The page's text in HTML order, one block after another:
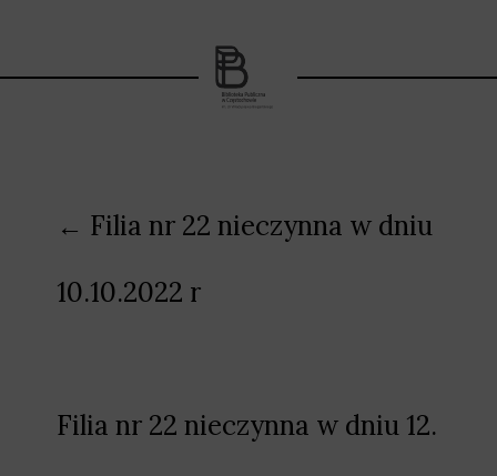
← Filia nr 22 nieczynna w dniu
10.10.2022 r
Filia nr 22 nieczynna w dniu 12.